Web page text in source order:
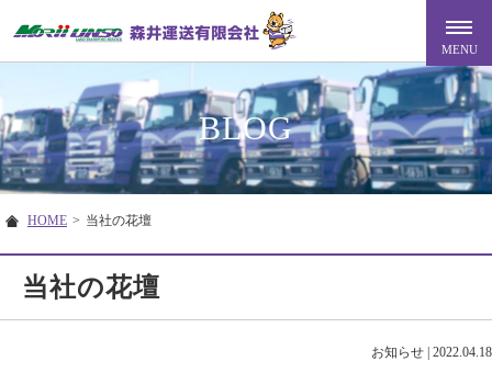
BLOG
HOME > 当社の花壇
当社の花壇
お知らせ 2022.04.18